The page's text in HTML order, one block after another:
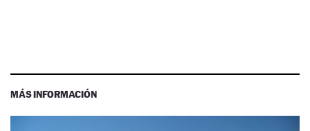
MÁS INFORMACIÓN